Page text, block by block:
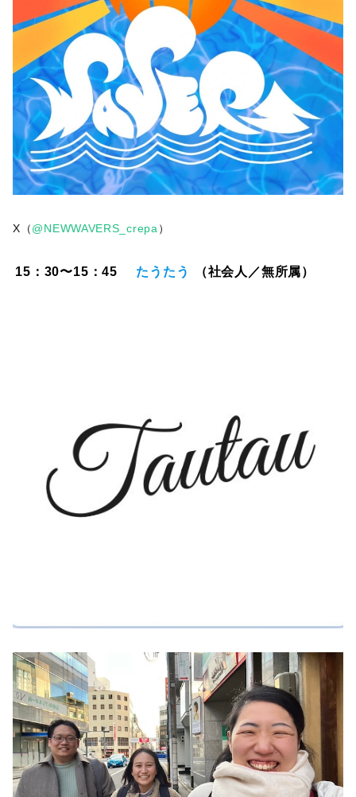
X（@NEWWAVERS_crepa ）
15：30〜15：45 たうたう （社会人／無所属）